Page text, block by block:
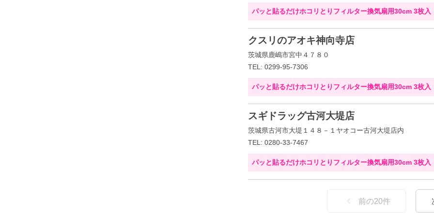
パッと貼るだけホコリとりフィルター換気扇用30cm 3枚入
クスリのアオキ神向寺店
茨城県鹿嶋市宮中４７８０
TEL: 0299-95-7306
パッと貼るだけホコリとりフィルター換気扇用30cm 3枚入
スギドラッグ古河大堤店
茨城県古河市大堤１４８－１ヤオコー古河大堤店内
TEL: 0280-33-7467
パッと貼るだけホコリとりフィルター換気扇用30cm 3枚入
前の20件